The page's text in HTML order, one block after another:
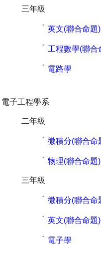
三年級
˙ 英文(聯合命題
˙ 工程數學(聯合
˙ 電路學
電子工程學系
二年級
˙ 微積分(聯合命
˙ 物理(聯合命題)
三年級
˙ 微積分(聯合命
˙ 英文(聯合命題
˙ 電子學